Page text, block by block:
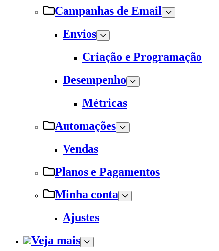
Campanhas de Email
Envios
Criação e Programação
Desempenho
Métricas
Automações
Vendas
Planos e Pagamentos
Minha conta
Ajustes
Veja mais